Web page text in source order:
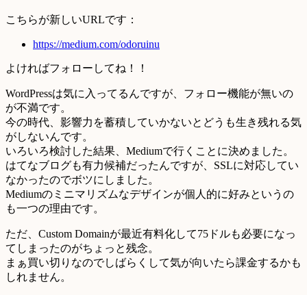
こちらが新しいURLです：
https://medium.com/odoruinu
よければフォローしてね！！
WordPressは気に入ってるんですが、フォロー機能が無いの
が不満です。
今の時代、影響力を蓄積していかないとどうも生き残れる気
がしないんです。
いろいろ検討した結果、Mediumで行くことに決めました。
はてなブログも有力候補だったんですが、SSLに対応してい
なかったのでボツにしました。
Mediumのミニマリズムなデザインが個人的に好みというの
も一つの理由です。
ただ、Custom Domainが最近有料化して75ドルも必要になっ
てしまったのがちょっと残念。
まぁ買い切りなのでしばらくして気が向いたら課金するかも
しれません。